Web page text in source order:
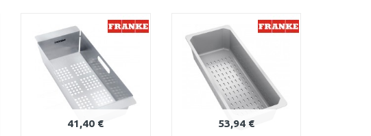
Vergleichen Vergleichen
41,40 € 53,94 €